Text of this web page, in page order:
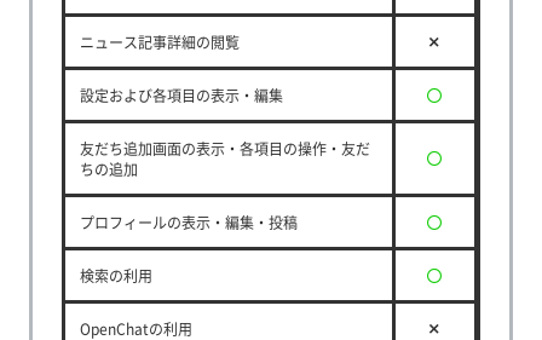
ニュース記事詳細の閲覧
設定および各項目の表示・編集
友だち追加画面の表示・各項目の操作・友だ
ちの追加
プロフィールの表示・編集・投稿
検索の利用
OpenChatの利用